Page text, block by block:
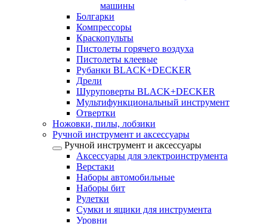
машины
Болгарки
Компрессоры
Краскопульты
Пистолеты горячего воздуха
Пистолеты клеевые
Рубанки BLACK+DECKER
Дрели
Шуруповерты BLACK+DECKER
Мультифункциональный инструмент
Отвертки
Ножовки, пилы, лобзики
Ручной инструмент и аксессуары
Ручной инструмент и аксессуары
Аксессуары для электроинструмента
Верстаки
Наборы автомобильные
Наборы бит
Рулетки
Сумки и ящики для инструмента
Уровни